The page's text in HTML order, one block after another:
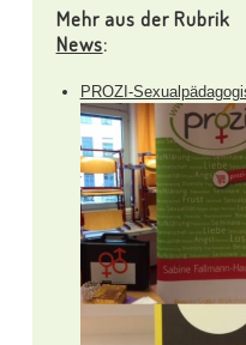
Mehr aus der Rubrik
News:
PROZI-